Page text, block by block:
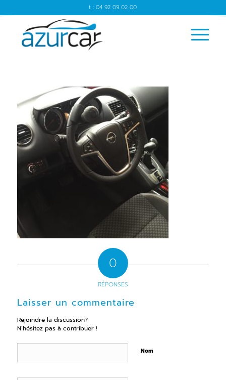
t : 04 92 09 02 00
0
RÉPONSES
Laisser un commentaire
Rejoindre la discussion?
N’hésitez pas à contribuer !
Nom